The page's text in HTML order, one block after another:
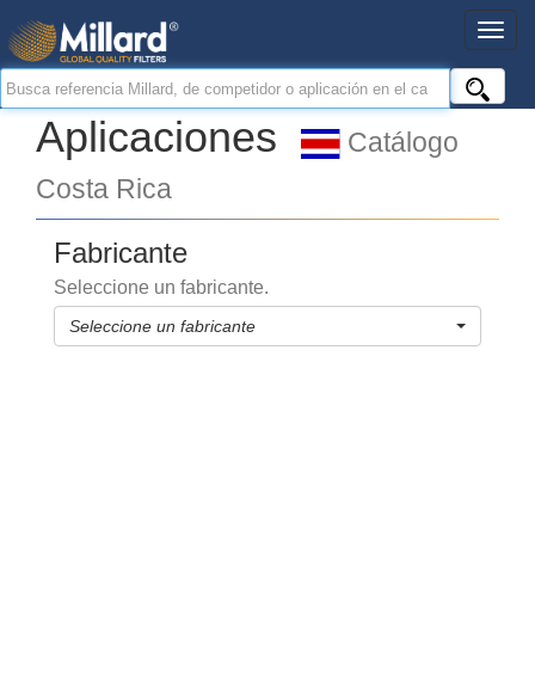
Aplicaciones
Catálogo
Costa Rica
Fabricante
Seleccione un fabricante.
Seleccione un fabricante